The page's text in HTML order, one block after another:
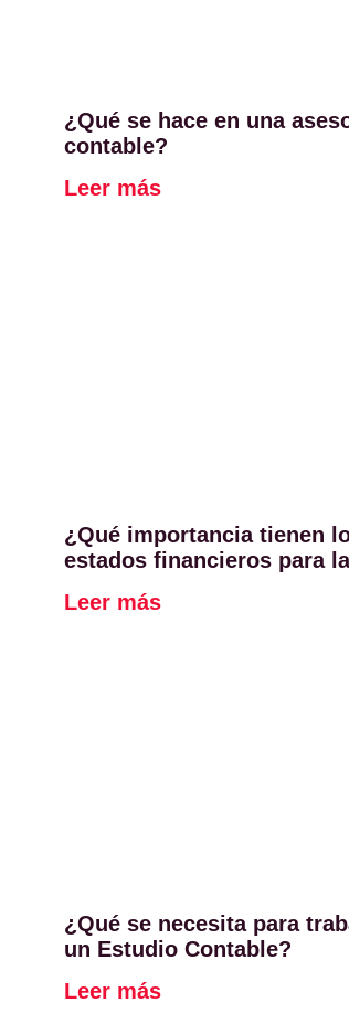
¿Qué se hace en una
contable?
Leer más
¿Qué importancia tienen
estados financieros para
Leer más
¿Qué se necesita para
un Estudio Contable?
Leer más